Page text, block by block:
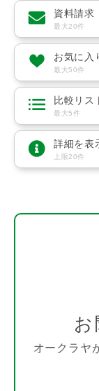
資料請求
最大20件
お気に入
最大50件
比較リス
最大5件
詳細を表
上限20件
オークラヤ